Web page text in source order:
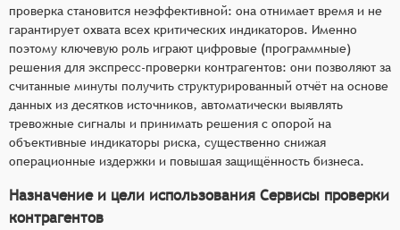
проверка становится неэффективной: она отнимает время и не
гарантирует охвата всех критических индикаторов. Именно
поэтому ключевую роль играют цифровые (программные)
решения для экспресс‑проверки контрагентов: они позволяют за
считанные минуты получить структурированный отчёт на основе
данных из десятков источников, автоматически выявлять
тревожные сигналы и принимать решения с опорой на
объективные индикаторы риска, существенно снижая
операционные издержки и повышая защищённость бизнеса.
Назначение и цели использования Сервисы проверки
контрагентов